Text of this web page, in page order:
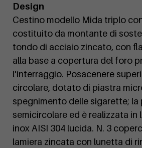
Design
Cestino modello Mida triplo
costituito da montante di
tondo di acciaio zincato, con
alla base a copertura del foro
l'interraggio. Posacenere
circolare, dotato di piastra
spegnimento delle sigarette; la
semicircolare ed è realizzata in
inox AISI 304 lucida. N. 3
lamiera zincata con lunetta di